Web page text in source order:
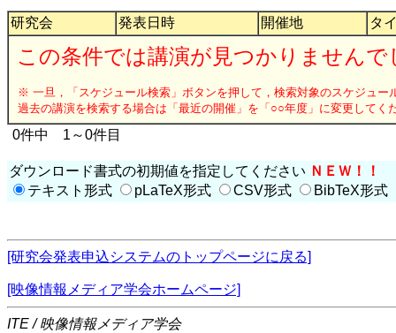
研究会 発表日時 開催地 タ
この条件では講演が見つかりませんで
※ 一旦，「スケジュール検索」ボタンを押して，検索対象のスケジュー
過去の講演を検索する場合は「最近の開催」を「○○年度」に変更してく
0件中 1～0件目
ダウンロード書式の初期値を指定してください ＮＥＷ！！
テキスト形式
pLaTeX形式 CSV形式 BibTeX形式
[研究会発表申込システムのトップページに戻る]
[映像情報メディア学会ホームページ]
ITE / 映像情報メディア学会